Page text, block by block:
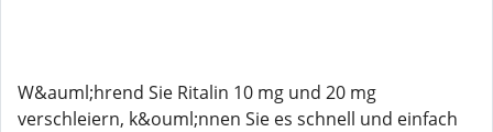
W&auml;hrend Sie Ritalin 10 mg und 20 mg
verschleiern, k&ouml;nnen Sie es schnell und einfach